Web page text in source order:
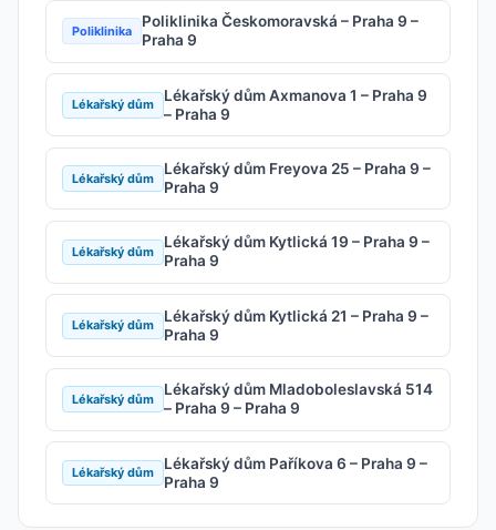
Poliklinika
Poliklinika Českomoravská – Praha 9 –
Praha 9
Lékařský dům
Lékařský dům Axmanova 1 – Praha 9
– Praha 9
Lékařský dům
Lékařský dům Freyova 25 – Praha 9 –
Praha 9
Lékařský dům
Lékařský dům Kytlická 19 – Praha 9 –
Praha 9
Lékařský dům
Lékařský dům Kytlická 21 – Praha 9 –
Praha 9
Lékařský dům
Lékařský dům Mladoboleslavská 514
– Praha 9 – Praha 9
Lékařský dům
Lékařský dům Paříkova 6 – Praha 9 –
Praha 9